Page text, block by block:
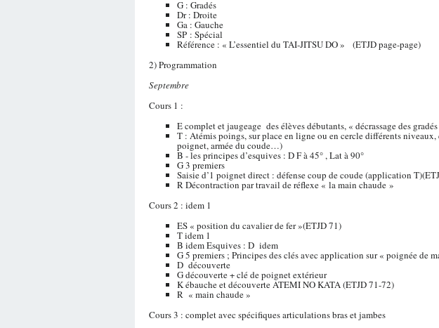
G : Gradés
Dr : Droite
Ga : Gauche
SP : Spécial
Référence : « L’essentiel du TAI-JITSU DO » (ETJD page-page)
2) Programmation
Septembre
Cours 1 :
E complet et jaugeage des élèves débutants, « décrassage des
T : Atémis poings, sur place en ligne ou en cercle différents
poignet, armée du coude…)
B - les principes d’esquives : D F à 45° , Lat à 90°
G 3 premiers
Saisie d’1 poignet direct : défense coup de coude (application
R Décontraction par travail de réflexe « la main chaude »
Cours 2 : idem 1
ES « position du cavalier de fer »(ETJD 71)
T idem 1
B idem Esquives : D idem
G 5 premiers ; Principes des clés avec application sur « poignée de
D découverte
G découverte + clé de poignet extérieur
K ébauche et découverte ATEMI NO KATA (ETJD 71-72)
R « main chaude »
Cours 3 : complet avec spécifiques articulations bras et jambes